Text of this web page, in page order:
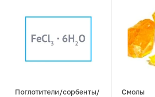
Поглотители/сорбенты/
Смолы